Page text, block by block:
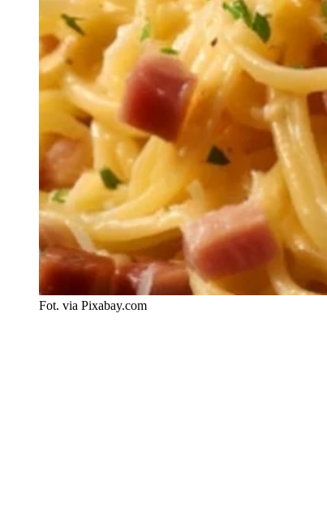
Fot. via Pixabay.com